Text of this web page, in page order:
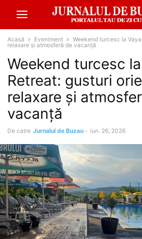
Acasă Eveniment
Weekend turcesc la
relaxare și atmosferă de vacanță
Weekend turcesc
Retreat: gusturi
relaxare și
vacanță
De catre Jurnalul de Buzau - iun. 26, 2026